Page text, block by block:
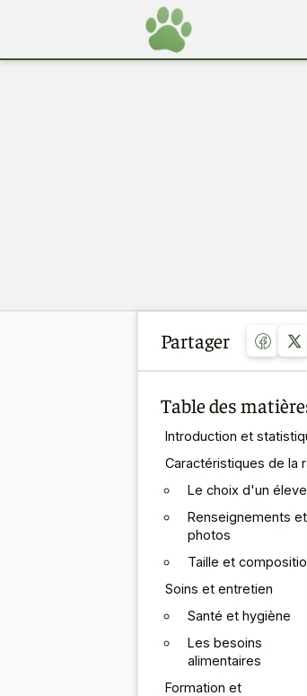
Partager
Table des
Introduction et
Caractéristiques de la
Le choix d'un
Renseignements et
photos
Taille et
Soins et entretien
Santé et hygiène
Les besoins
alimentaires
Formation et